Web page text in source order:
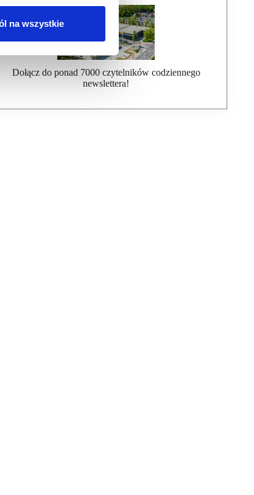
na wszystkie
Dołącz do ponad 7000 czytelników codziennego
newslettera!